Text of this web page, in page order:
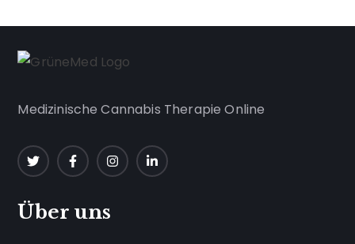
Medizinische Cannabis Therapie Online
Über uns